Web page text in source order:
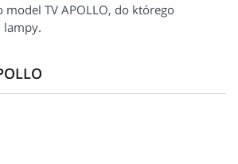
model TV APOLLO, do którego
lampy.